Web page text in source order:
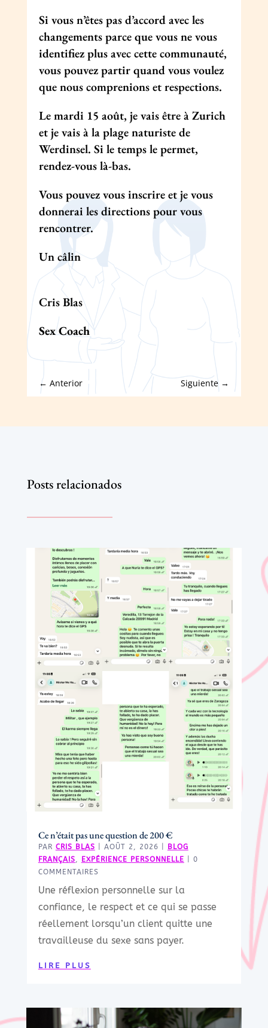
Si vous n’êtes pas d’accord avec les
changements parce que vous ne vous
identifiez plus avec cette communauté,
vous pouvez partir quand vous voulez
que nous comprenions et respections.
Le mardi 15 août, je vais être à Zurich
et je vais à la plage naturiste de
Werdinsel. Si le temps le permet,
rendez-vous là-bas.
Vous pouvez vous inscrire et je vous
donnerai les directions pour vous
rencontrer.
Un câlin
Cris Blas
Sex Coach
← Anterior Siguiente→
Posts relacionados
Ce n’était pas une question de 200 €
PAR CRIS BLAS AOÛT 2, 2026
BLOG
FRANÇAIS, EXPÉRIENCE PERSONNELLE | 0
COMMENTAIRES
Une réflexion personnelle sur la
confiance, le respect et ce qui se passe
réellement lorsqu’un client quitte une
travailleuse du sexe sans payer.
LIRE PLUS